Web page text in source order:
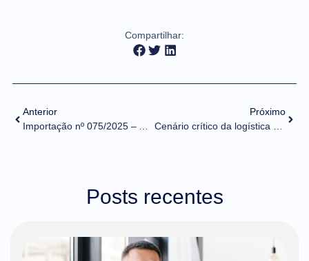
Compartilhar:
Anterior
Importação nº 075/2025 – Adesão do Ibama ao Novo Processo de Importação
Próximo
Cenário crítico da logística em datas sazonais: por que as transportadoras ainda enfrentam gargalos?
Posts recentes